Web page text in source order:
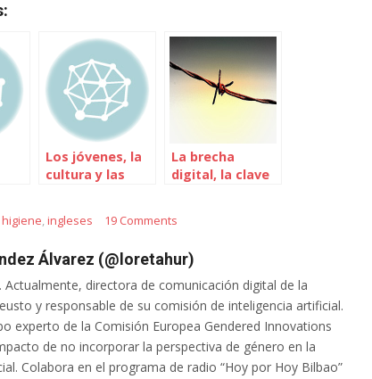
Los jóvenes, la
cultura y las
La brecha
digital, la clave
el acceso
higiene,ingleses 19 Comments
Álvarez (@loretahur)
Actualmente, directora de comunicación digital de la
y responsable de su comisión de inteligencia artificial.
experto de la Comisión Europea Gendered Innovations
de no incorporar la perspectiva de género en la
Colabora en el programa de radio “Hoy por Hoy Bilbao”